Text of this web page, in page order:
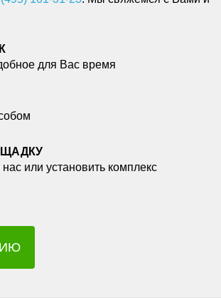
для Вас время
или установить комплекс